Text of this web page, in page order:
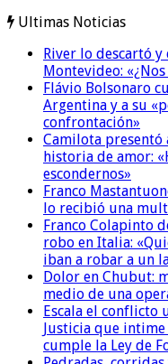
Ultimas Noticias
River lo descartó
Montevideo:
Flávio Bolsonaro
Argentina y a su
confrontación»
Camilota presentó
historia de amor:
escondernos»
Franco
lo recibió una
Franco Colapinto
robo en Italia:
iban a robar a un
Dolor en Chubut:
medio de una
Escala el conflicto
Justicia que
cumple la Ley de